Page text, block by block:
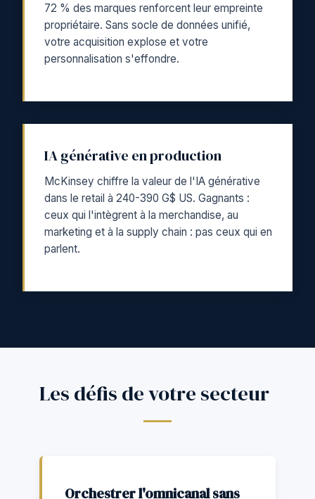
72 % des marques renforcent leur empreinte
propriétaire. Sans socle de données unifié,
votre acquisition explose et votre
personnalisation s'effondre.
IA générative en production
McKinsey chiffre la valeur de l'IA générative
dans le retail à 240-390 G$ US. Gagnants :
ceux qui l'intègrent à la merchandise, au
marketing et à la supply chain : pas ceux qui en
parlent.
Les défis de votre secteur
Orchestrer l'omnicanal sans